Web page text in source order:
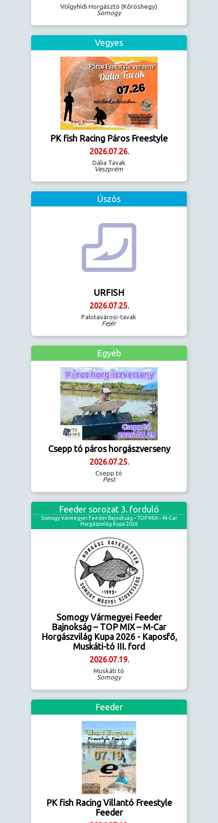
Völgyhídi Horgásztó (Kőröshegy)
Somogy
Vegyes
PK fish Racing Páros Freestyle
2026.07.26.
Dália Tavak
Veszprém
Úszós
URFISH
2026.07.25.
Palotavárosi-tavak
Fejér
Egyéb
Csepp tó páros horgászverseny
2026.07.25.
Csepp tó
Pest
Feeder sorozat 3. forduló
Somogy Vármegyei Feeder Bajnokság – TOP MIX – M-Car
Horgászvilág Kupa 2026
Somogy Vármegyei Feeder
Bajnokság – TOP MIX – M-Car
Horgászvilág Kupa 2026 - Kaposfő,
Muskáti-tó III. ford
2026.07.19.
Muskáti tó
Somogy
Feeder
PK fish Racing Villantó Freestyle
Feeder